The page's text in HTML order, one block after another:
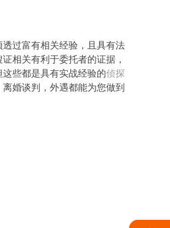
过富有相关经验，且具有法
证相关有利于委托者的证据，
些都是具有实战经验的侦探
婚谈判，外遇都能为您做到